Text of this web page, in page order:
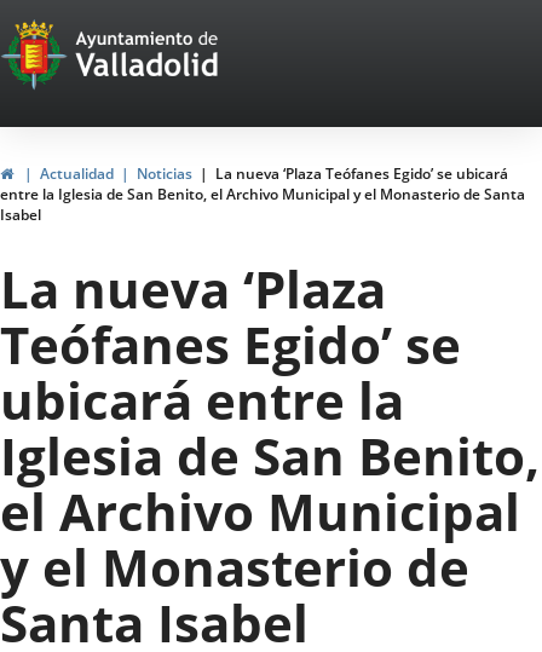
Portal
Web
del
Ayuntamiento
de
Valladolid
InicioActualidad Noticias
La nueva ‘Plaza Teófanes Egido’ se ubicará
entre la Iglesia de San Benito, el Archivo Municipal y el Monasterio de Santa
Isabel
La nueva ‘Plaza
Teófanes Egido’ se
ubicará entre la
Iglesia de San Benito,
el Archivo Municipal
y el Monasterio de
Santa Isabel